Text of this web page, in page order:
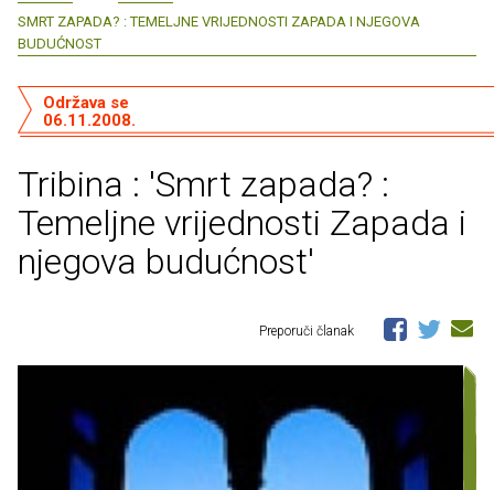
SMRT ZAPADA? : TEMELJNE VRIJEDNOSTI ZAPADA I NJEGOVA
BUDUĆNOST
Tribina : 'Smrt zapada? :
Temeljne vrijednosti Zapada i
njegova budućnost'
Održava se
06.11.2008.
Preporuči članak